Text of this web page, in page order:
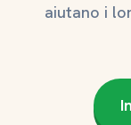
aiutano i